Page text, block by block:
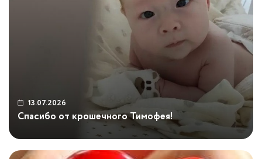
13.07.2026
Спасибо от крошечного Тимофея!